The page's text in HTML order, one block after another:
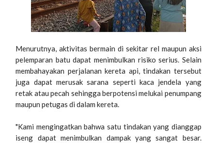
Menurutnya, aktivitas bermain di sekitar rel maupun aksi
pelemparan batu dapat menimbulkan risiko serius. Selain
membahayakan perjalanan kereta api, tindakan tersebut
juga dapat merusak sarana seperti kaca jendela yang
retak atau pecah sehingga berpotensi melukai penumpang
maupun petugas di dalam kereta.
"Kami mengingatkan bahwa satu tindakan yang dianggap
iseng dapat menimbulkan dampak yang sangat besar.